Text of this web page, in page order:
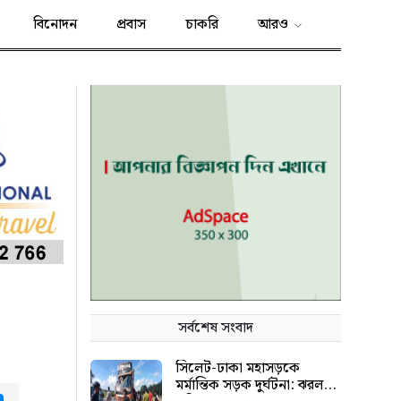
বিনোদন প্রবাস চাকরি আরও
সর্বশেষ সংবাদ
সিলেট-ঢাকা মহাসড়কে
মর্মান্তিক সড়ক দুর্ঘটনা: ঝরল